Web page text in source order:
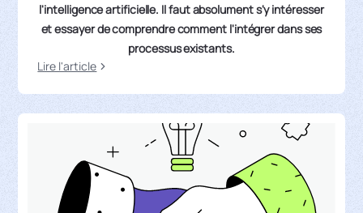
l'intelligence artificielle. Il faut absolument s'y intéresser
et essayer de comprendre comment l'intégrer dans ses
processus existants.
Lire l'article